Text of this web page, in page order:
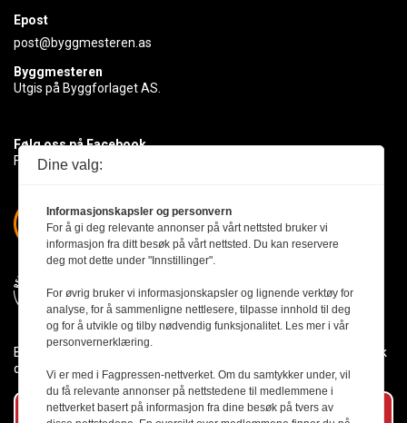
Epost
post@byggmesteren.as
Byggmesteren
Utgis på Byggforlaget AS.
Følg oss på Facebook
Få med deg det siste innen byggebransjen
Byggmesteren følger Vær Varsom-plakaten og presseetikken slik
den er nedfelt i Redaktørplakaten.
Abonner på vårt nyhetsbrev
Dine valg:
Informasjonskapsler og personvern
For å gi deg relevante annonser på vårt nettsted bruker vi
informasjon fra ditt besøk på vårt nettsted. Du kan reservere
deg mot dette under "Innstillinger".
For øvrig bruker vi informasjonskapsler og lignende verktøy for
analyse, for å sammenligne nettlesere, tilpasse innhold til deg
og for å utvikle og tilby nødvendig funksjonalitet. Les mer i vår
personvernerklæring.
Vi er med i Fagpressen-nettverket. Om du samtykker under, vil
du få relevante annonser på nettstedene til medlemmene i
nettverket basert på informasjon fra dine besøk på tvers av